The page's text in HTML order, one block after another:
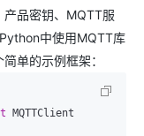
品密钥、MQTT服
中使用MQTT库
单的示例框架：